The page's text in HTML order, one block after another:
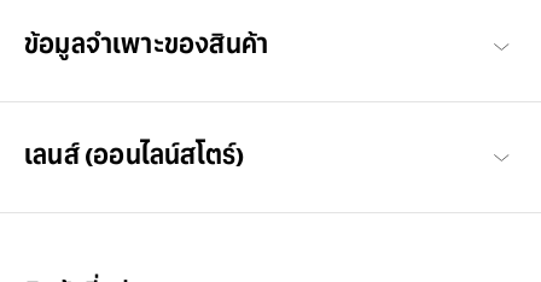
เมืองซาบาเอะ จังหวัดฟุกุอิ ประเทศญี่ปุ่น เมืองที่ทุกคนรู้จักกันว่าเป็น
ข้อมูลจำเพาะของสินค้า
เลนส์ (ออนไลน์สโตร์)